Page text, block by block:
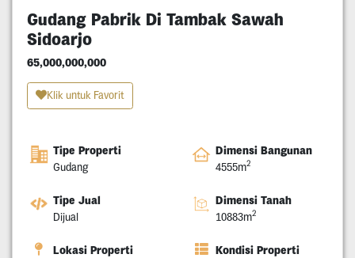
Gudang Pabrik Di Tambak Sawah
Sidoarjo
65,000,000,000
Klik untuk Favorit
Tipe Properti
Gudang
Dimensi Bangunan
4555m2
Tipe Jual
Dijual
Dimensi Tanah
10883m2
Lokasi Properti Kondisi Properti